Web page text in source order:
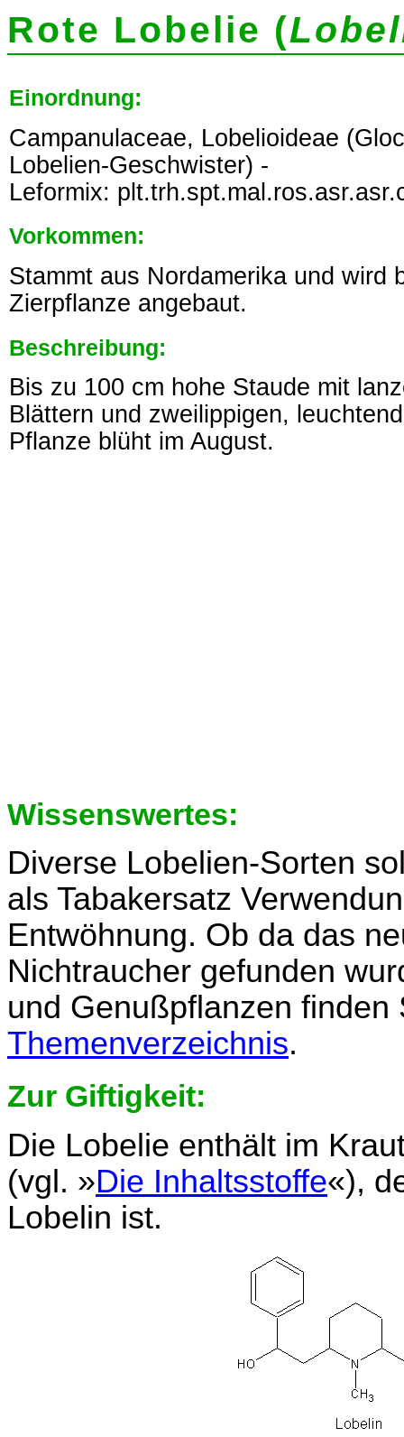
Rote Lobelie (
Einordnung:
Campanulaceae, Lobelioideae
Lobelien-Geschwister) -
Leformix:
Vorkommen:
Stammt aus Nordamerika und wird
Zierpflanze angebaut.
Beschreibung:
Bis zu 100 cm hohe Staude mit
Blättern und zweilippigen,
Pflanze blüht im August.
Wissenswertes:
Diverse Lobelien-Sorten
als Tabakersatz
Entwöhnung. Ob da das
Nichtraucher gefunden
und Genußpflanzen finden
Themenverzeichnis.
Zur Giftigkeit:
Die Lobelie enthält im
(vgl. »Die Inhaltsstoffe«),
Lobelin ist.